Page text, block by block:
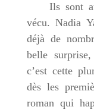
Ils sont
vécu. Nadia
déjà de
belle
c’est cette
dès les
roman qui